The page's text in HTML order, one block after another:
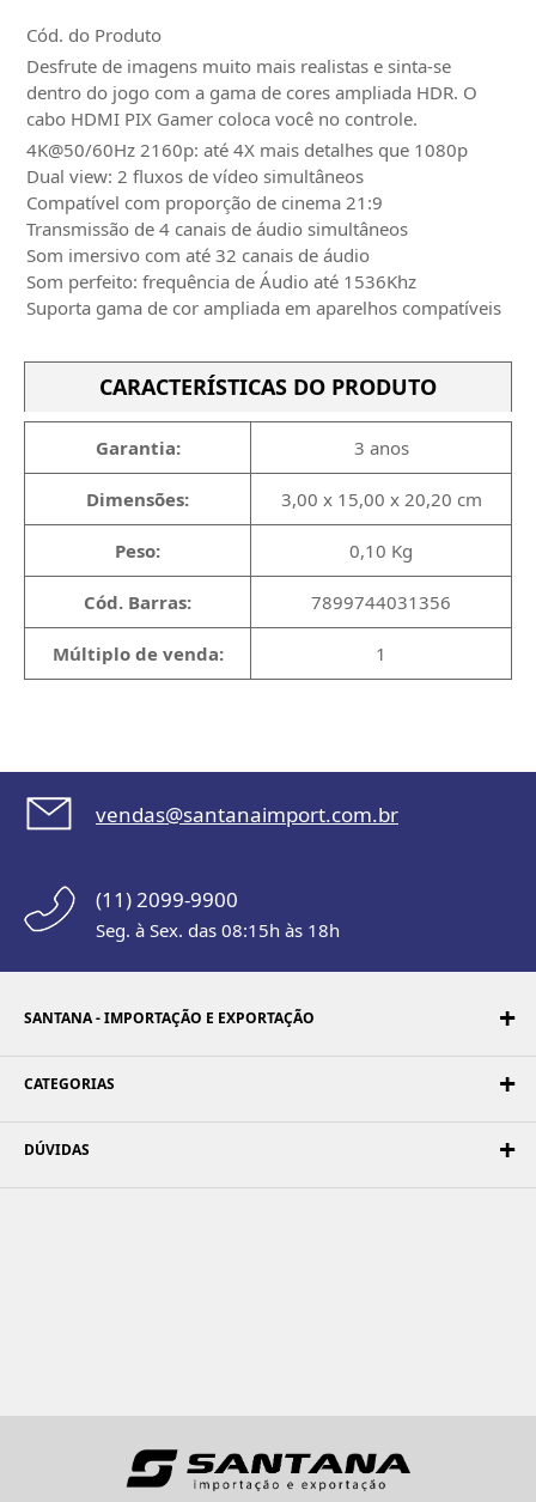
Cód. do Produto
Desfrute de imagens muito mais realistas e sinta-se
dentro do jogo com a gama de cores ampliada HDR. O
cabo HDMI PIX Gamer coloca você no controle.
4K@50/60Hz 2160p: até 4X mais detalhes que 1080p
Dual view: 2 fluxos de vídeo simultâneos
Compatível com proporção de cinema 21:9
Transmissão de 4 canais de áudio simultâneos
Som imersivo com até 32 canais de áudio
Som perfeito: frequência de Áudio até 1536Khz
Suporta gama de cor ampliada em aparelhos compatíveis
CARACTERÍSTICAS DO PRODUTO
Garantia: 3 anos
Dimensões: 3,00 x 15,00 x 20,20 cm
Peso: 0,10 Kg
Cód. Barras: 7899744031356
Múltiplo de venda: 1
vendas@santanaimport.com.br
(11) 2099-9900
Seg. à Sex. das 08:15h às 18h
SANTANA - IMPORTAÇÃO E EXPORTAÇÃO
CATEGORIAS
DÚVIDAS